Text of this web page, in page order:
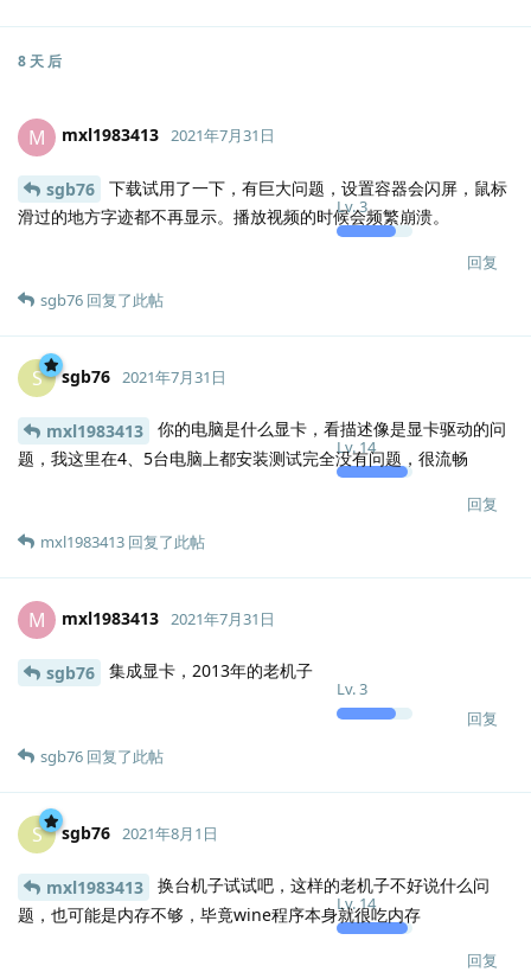
8 天 后
M mxl1983413
Lv.3
2021年7月31日
sgb76
下载试用了一下，有巨大问题，设置容器会闪屏，鼠标
滑过的地方字迹都不再显示。播放视频的时候会频繁崩溃。
回复
sgb76 回复了此帖
S sgb76
Lv.14
2021年7月31日
mxl1983413
你的电脑是什么显卡，看描述像是显卡驱动的问
题，我这里在4、5台电脑上都安装测试完全没有问题，很流畅
回复
mxl1983413 回复了此帖
M mxl1983413
Lv.3
2021年7月31日
sgb76 集成显卡，2013年的老机子
回复
sgb76 回复了此帖
S sgb76
Lv.14
2021年8月1日
mxl1983413
换台机子试试吧，这样的老机子不好说什么问
题，也可能是内存不够，毕竟wine程序本身就很吃内存
回复